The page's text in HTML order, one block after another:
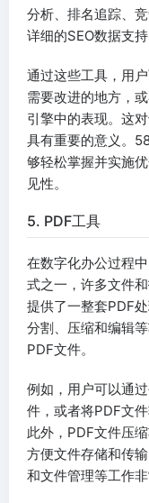
分析、排名追踪、
详细的SEO数据支持
通过这些工具，用
需要改进的地方，
引擎中的表现。这
具有重要的意义。
够轻松掌握并实施
见性。
5. PDF工具
在数字化办公过程
式之一，许多文件
提供了一整套PDF
分割、压缩和编辑
PDF文件。
例如，用户可以通
件，或者将PDF文
此外，PDF文件压
方便文件存储和传
和文件管理等工作非